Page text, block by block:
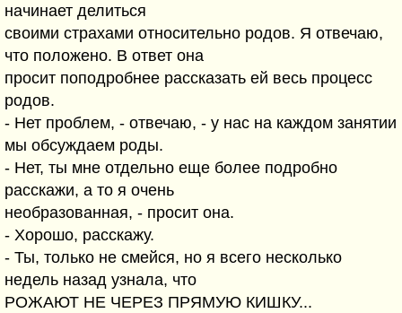
начинает делиться
своими страхами относительно родов. Я отвечаю,
что положено. В ответ она
просит поподробнее рассказать ей весь процесс
родов.
- Нет проблем, - отвечаю, - у нас на каждом занятии
мы обсуждаем роды.
- Нет, ты мне отдельно еще более подробно
расскажи, а то я очень
необразованная, - просит она.
- Хорошо, расскажу.
- Ты, только не смейся, но я всего несколько
недель назад узнала, что
РОЖАЮТ НЕ ЧЕРЕЗ ПРЯМУЮ КИШКУ...